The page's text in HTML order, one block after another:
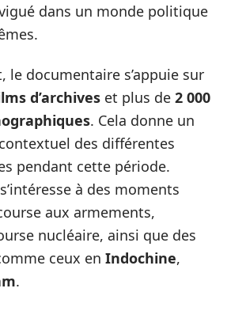
dans un monde politique
le documentaire s’appuie sur
d’archives et plus de 2 000
. Cela donne un
des différentes
pendant cette période.
à des moments
aux armements,
nucléaire, ainsi que des
ceux en Indochine,
.